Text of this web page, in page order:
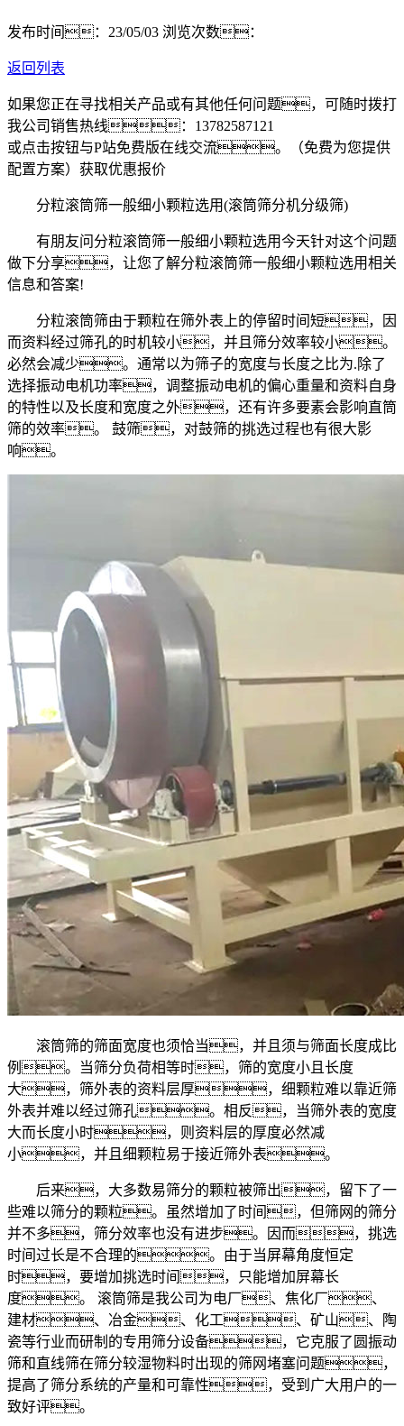
发布时间：23/05/03 浏览次数：
返回列表
如果您正在寻找相关产品或有其他任何问题，可随时拨打
我公司销售热线： 13782587121
或点击按钮与P站免费版在线交流。（免费为您提供
配置方案） 获取优惠报价
分粒滚筒筛一般细小颗粒选用(滚筒筛分机分级筛)
有朋友问分粒滚筒筛一般细小颗粒选用今天针对这个问题
做下分享，让您了解分粒滚筒筛一般细小颗粒选用相关
信息和答案!
分粒滚筒筛由于颗粒在筛外表上的停留时间短，因
而资料经过筛孔的时机较小，并且筛分效率较小。
必然会减少。通常以为筛子的宽度与长度之比为.除了
选择振动电机功率，调整振动电机的偏心重量和资料自身
的特性以及长度和宽度之外，还有许多要素会影响直筒
筛的效率。 鼓筛，对鼓筛的挑选过程也有很大影
响。
滚筒筛的筛面宽度也须恰当，并且须与筛面长度成比
例。当筛分负荷相等时，筛的宽度小且长度
大，筛外表的资料层厚，细颗粒难以靠近筛
外表并难以经过筛孔。相反，当筛外表的宽度
大而长度小时，则资料层的厚度必然减
小，并且细颗粒易于接近筛外表。
后来，大多数易筛分的颗粒被筛出，留下了一
些难以筛分的颗粒。虽然增加了时间，但筛网的筛分
并不多，筛分效率也没有进步。因而，挑选
时间过长是不合理的。由于当屏幕角度恒定
时，要增加挑选时间，只能增加屏幕长
度。 滚筒筛是我公司为电厂、焦化厂、
建材、冶金、化工、矿山、陶
瓷等行业而研制的专用筛分设备，它克服了圆振动
筛和直线筛在筛分较湿物料时出现的筛网堵塞问题，
提高了筛分系统的产量和可靠性，受到广大用户的一
致好评。